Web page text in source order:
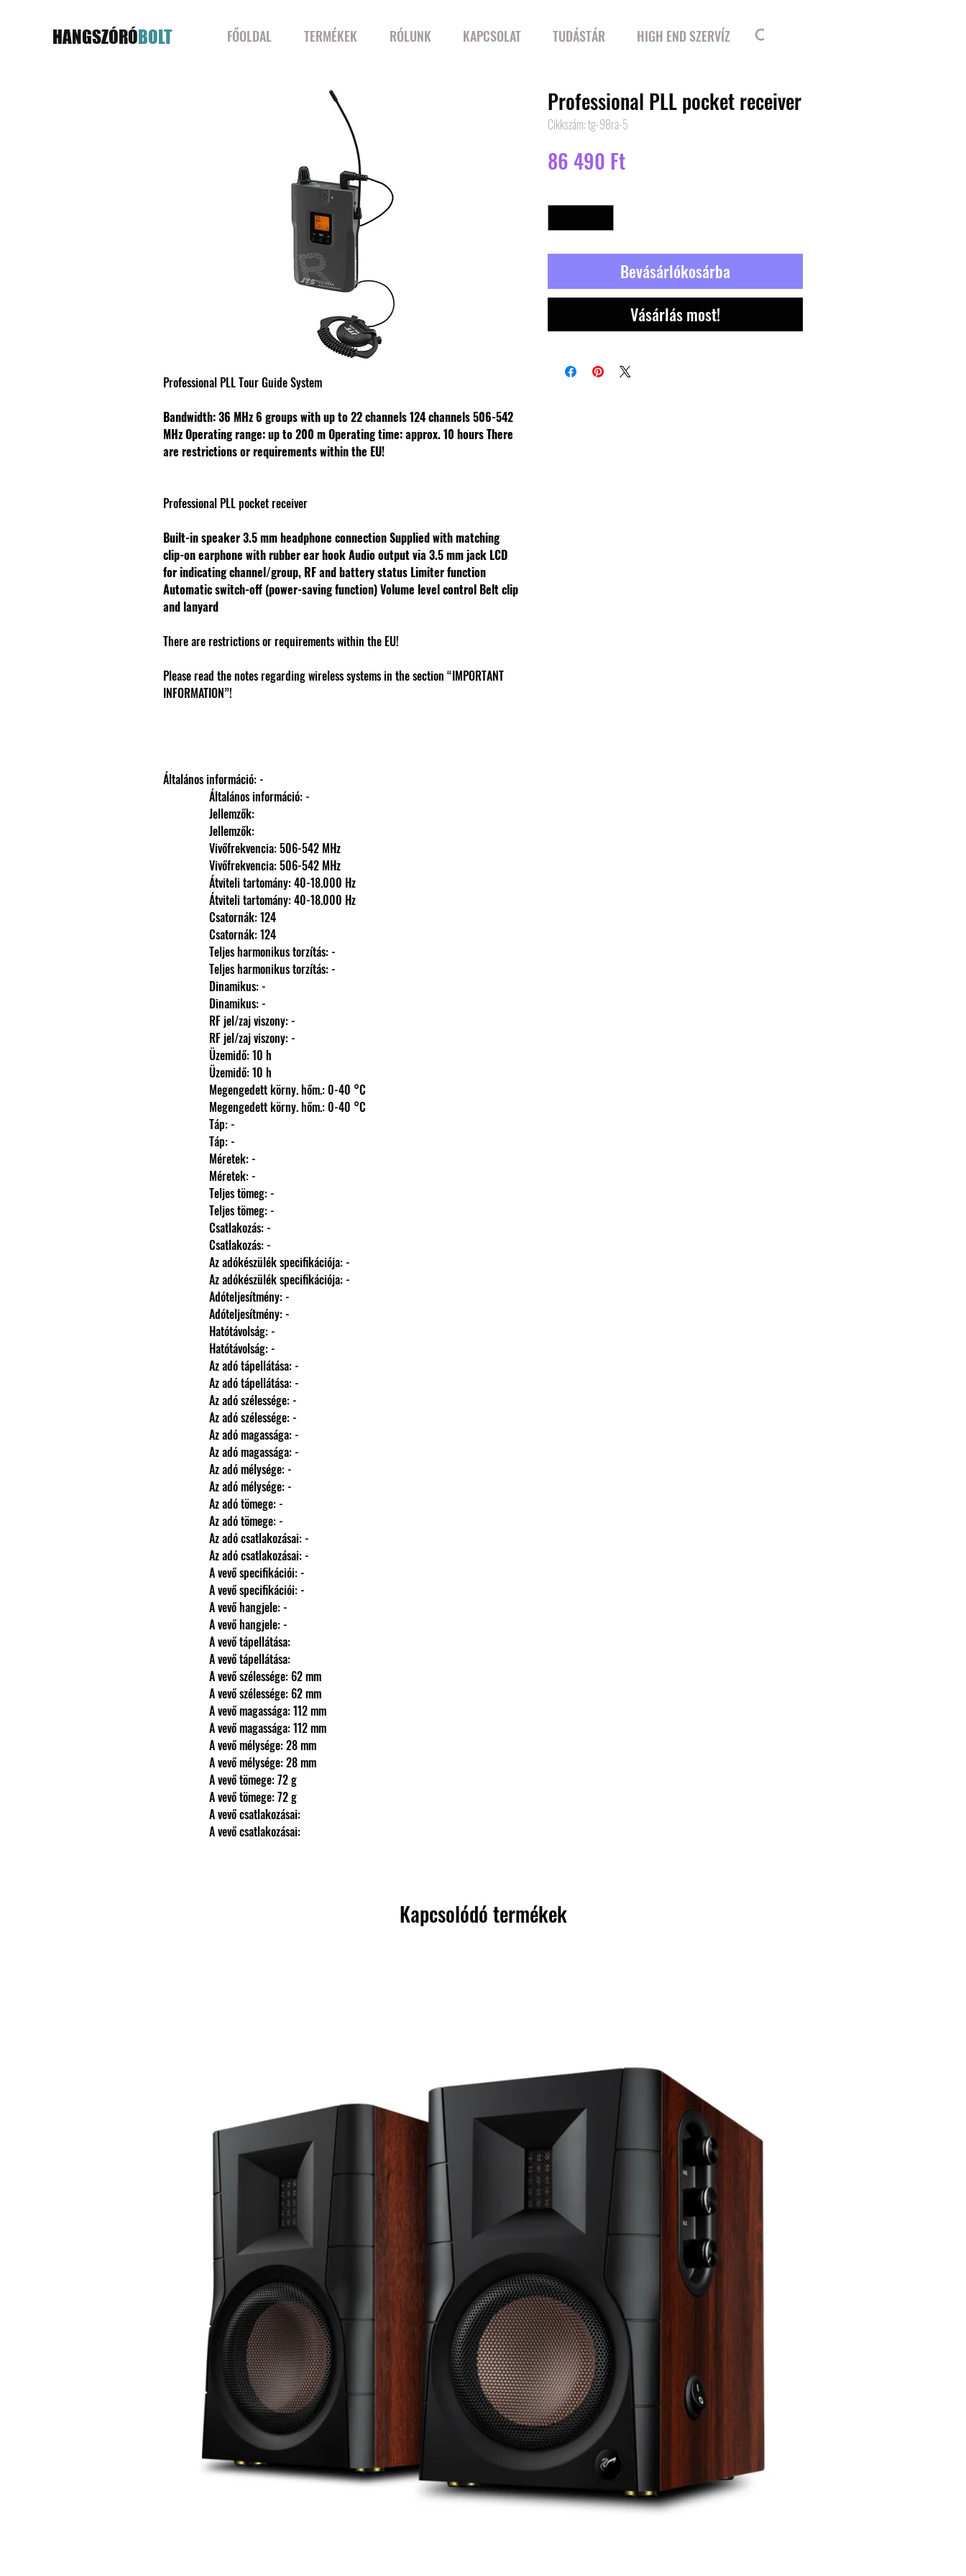
HANGSZÓRÓBOLT FŐOLDAL TERMÉKEK RÓLUNK KAPCSOLAT TUDÁSTÁR HIGH END SZERVÍZ
Professional PLL Tour Guide System
Bandwidth: 36 MHz6 groups with up to 22 channels124 channels506-542
MHzOperating range: up to 200 mOperating time: approx. 10 hoursThere
are restrictions or requirements within the EU!
Professional PLL pocket receiver
Built-in speaker3.5 mm headphone connectionSupplied with matching
clip-on earphone with rubber ear hookAudio output via 3.5 mm jack LCD
for indicating channel/group, RF and battery status Limiter function
Automatic switch-off (power-saving function)Volume level control Belt clip
and lanyard
There are restrictions or requirements within the EU!
Please read the notes regarding wireless systems in the section “IMPORTANT
INFORMATION”!
Általános információ: -
                Általános információ: -
                Jellemzők:
                Jellemzők:
                Vivőfrekvencia: 506-542 MHz
                Vivőfrekvencia: 506-542 MHz
                Átviteli tartomány: 40-18.000 Hz
                Átviteli tartomány: 40-18.000 Hz
                Csatornák: 124
                Csatornák: 124
                Teljes harmonikus torzítás: -
                Teljes harmonikus torzítás: -
                Dinamikus: -
                Dinamikus: -
                RF jel/zaj viszony: -
                RF jel/zaj viszony: -
                Üzemidő: 10 h
                Üzemidő: 10 h
                Megengedett körny. hőm.: 0-40 °C
                Megengedett körny. hőm.: 0-40 °C
                Táp: -
                Táp: -
                Méretek: -
                Méretek: -
                Teljes tömeg: -
                Teljes tömeg: -
                Csatlakozás: -
                Csatlakozás: -
                Az adókészülék specifikációja: -
                Az adókészülék specifikációja: -
                Adóteljesítmény: -
                Adóteljesítmény: -
                Hatótávolság: -
                Hatótávolság: -
                Az adó tápellátása: -
                Az adó tápellátása: -
                Az adó szélessége: -
                Az adó szélessége: -
                Az adó magassága: -
                Az adó magassága: -
                Az adó mélysége: -
                Az adó mélysége: -
                Az adó tömege: -
                Az adó tömege: -
                Az adó csatlakozásai: -
                Az adó csatlakozásai: -
                A vevő specifikációi: -
                A vevő specifikációi: -
                A vevő hangjele: -
                A vevő hangjele: -
                A vevő tápellátása:
                A vevő tápellátása:
                A vevő szélessége: 62 mm
                A vevő szélessége: 62 mm
                A vevő magassága: 112 mm
                A vevő magassága: 112 mm
                A vevő mélysége: 28 mm
                A vevő mélysége: 28 mm
                A vevő tömege: 72 g
                A vevő tömege: 72 g
                A vevő csatlakozásai:
                A vevő csatlakozásai:
Professional PLL pocket receiver
Cikkszám: tg-98ra-5
86 490 FtÁr
Bevásárlókosárba
Vásárlás most!
Kapcsolódó termékek